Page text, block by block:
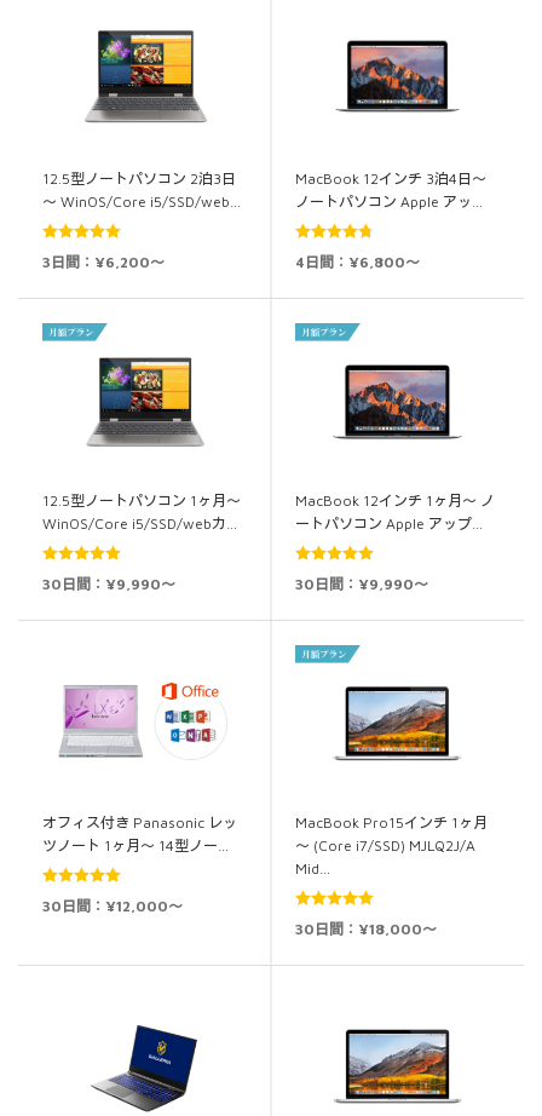
12.5型ノートパソコン 2泊3日
～ WinOS/Core i5/SSD/web…
5段階中
3日間：¥6,200～
MacBook 12インチ 3泊4日～
ノートパソコン Apple アッ…
5段階中
4日間：¥6,800～
12.5型ノートパソコン 1ヶ月～
WinOS/Core i5/SSD/webカ…
5段階中 4.94
30日間：¥9,990～
MacBook 12インチ 1ヶ月～ ノ
ートパソコン Apple アップ…
5段階中 5.00
30日間：¥9,990～
オフィス付き Panasonic レッ
ツノート 1ヶ月～ 14型ノー…
5段階中 5.00
30日間：¥12,000～
MacBook Pro15インチ 1ヶ月
～ (Core i7/SSD) MJLQ2J/A
Mid…
5段階中 5.00
30日間：¥18,000～